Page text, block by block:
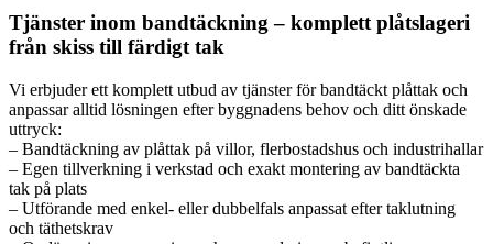
Tjänster inom bandtäckning – komplett plåtslageri
från skiss till färdigt tak
Vi erbjuder ett komplett utbud av tjänster för bandtäckt plåttak och
anpassar alltid lösningen efter byggnadens behov och ditt önskade
uttryck:
– Bandtäckning av plåttak på villor, flerbostadshus och industrihallar
– Egen tillverkning i verkstad och exakt montering av bandtäckta
tak på plats
– Utförande med enkel- eller dubbelfals anpassat efter taklutning
och täthetskrav